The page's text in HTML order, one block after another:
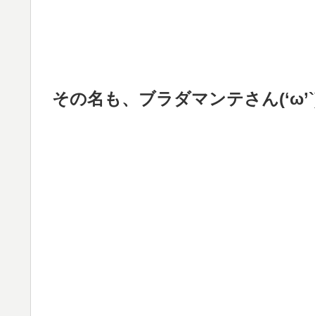
その名も、ブラダマンテさん